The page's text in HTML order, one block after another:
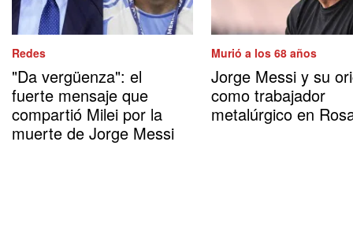
Redes
"Da vergüenza": el
fuerte mensaje que
compartió Milei por la
muerte de Jorge Messi
Murió a los 68 años
Jorge Messi y su
como trabajador
metalúrgico en